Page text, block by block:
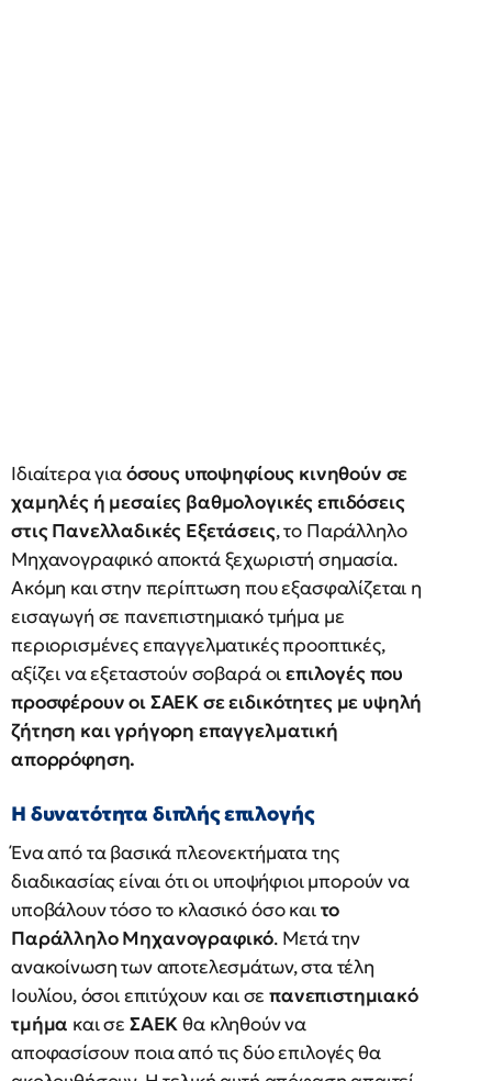
Ιδιαίτερα γιαόσους υποψηφίους κινηθούν σε
χαμηλές ή μεσαίες βαθμολογικές επιδόσεις
στις Πανελλαδικές Εξετάσεις, το Παράλληλο
Μηχανογραφικό αποκτά ξεχωριστή σημασία.
Ακόμη και στην περίπτωση που εξασφαλίζεται η
εισαγωγή σε πανεπιστημιακό τμήμα με
περιορισμένες επαγγελματικές προοπτικές,
αξίζει να εξεταστούν σοβαρά οιεπιλογές που
προσφέρουν οι ΣΑΕΚ σε ειδικότητες με υψηλή
ζήτηση και γρήγορη επαγγελματική
απορρόφηση.
Η δυνατότητα διπλής επιλογής
Ένα από τα βασικά πλεονεκτήματα της
διαδικασίας είναι ότι οι υποψήφιοι μπορούν να
υποβάλουν τόσο το κλασικό όσο καιτο
Παράλληλο Μηχανογραφικό. Μετά την
ανακοίνωση των αποτελεσμάτων, στα τέλη
Ιουλίου, όσοι επιτύχουν και σε πανεπιστημιακό
τμήμα και σε ΣΑΕΚθα κληθούν να
αποφασίσουν ποια από τις δύο επιλογές θα